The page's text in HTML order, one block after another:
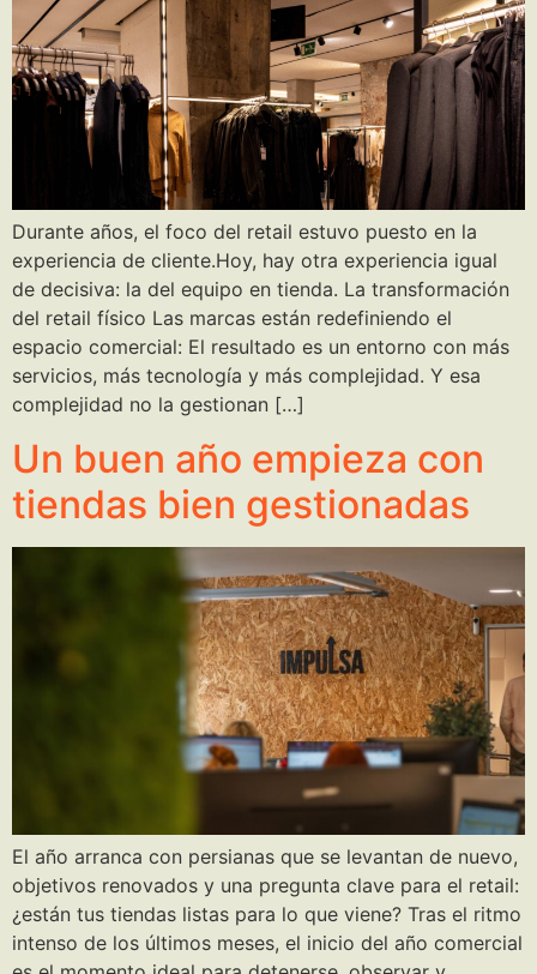
Durante años, el foco del retail estuvo puesto en la
experiencia de cliente.Hoy, hay otra experiencia igual
de decisiva: la del equipo en tienda. La transformación
del retail físico Las marcas están redefiniendo el
espacio comercial: El resultado es un entorno con más
servicios, más tecnología y más complejidad. Y esa
complejidad no la gestionan […]
Un buen año empieza con
tiendas bien gestionadas
El año arranca con persianas que se levantan de nuevo,
objetivos renovados y una pregunta clave para el retail:
¿están tus tiendas listas para lo que viene? Tras el ritmo
intenso de los últimos meses, el inicio del año comercial